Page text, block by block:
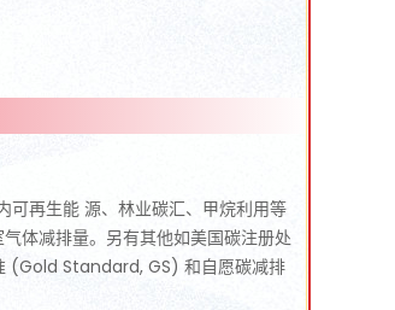
再生能 源、林业碳汇、甲烷利用等
体减排量。另有其他如美国碳注册处
Standard, GS) 和自愿碳减排